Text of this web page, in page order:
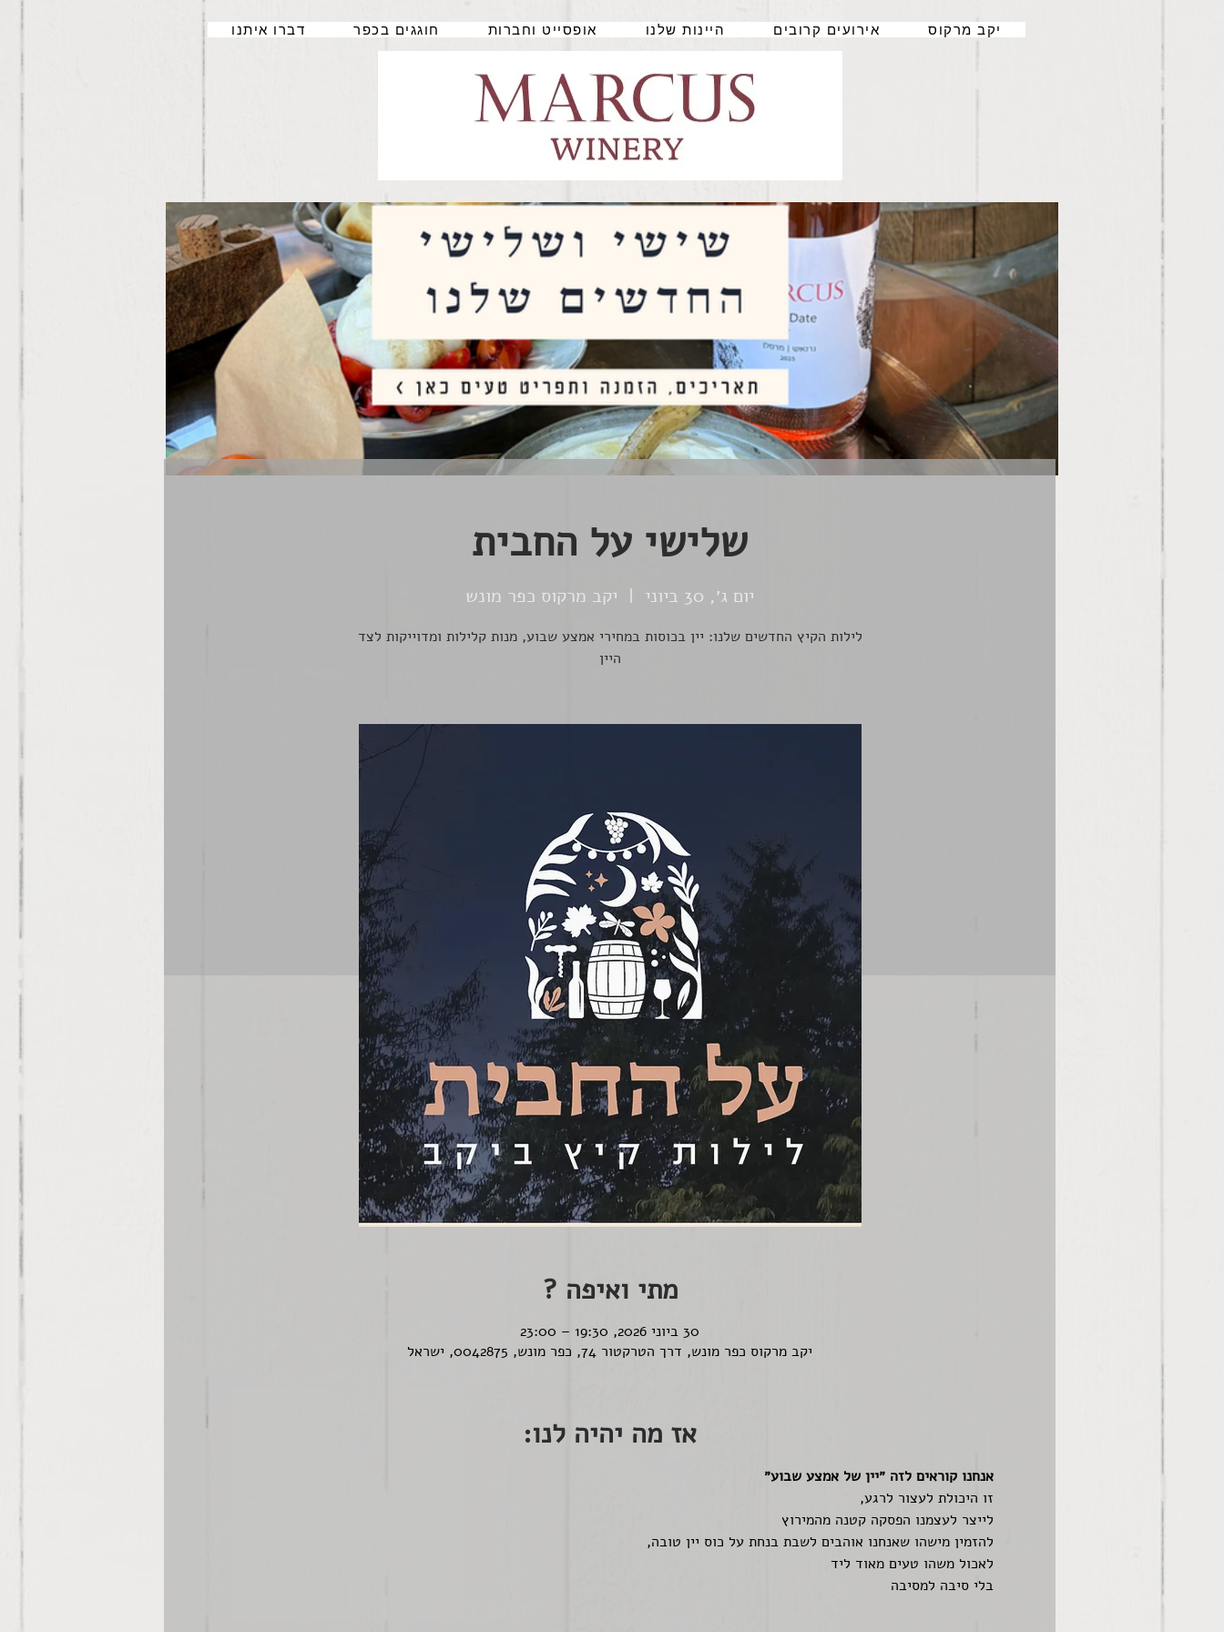
דברו איתנו חוגגים בכפר אופסייט וחברות היינות שלנו אירועים קרובים יקב מרקוס
שלישי על החבית
יום ג׳, 30 ביוני
  |
יקב מרקוס כפר מונש
לילות הקיץ החדשים שלנו: יין בכוסות במחירי אמצע שבוע, מנות קלילות ומדוייקות לצד
היין
מתי ואיפה ?
30 ביוני 2026, 19:30 – 23:00
יקב מרקוס כפר מונש, דרך הטרקטור 74, כפר מונש, 0042875, ישראל
אז מה יהיה לנו:
אנחנו קוראים לזה ״יין של אמצע שבוע״
זו היכולת לעצור לרגע,
לייצר לעצמנו הפסקה קטנה מהמירוץ
להזמין מישהו שאנחנו אוהבים לשבת בנחת על כוס יין טובה,
לאכול משהו טעים מאוד ליד
בלי סיבה למסיבה